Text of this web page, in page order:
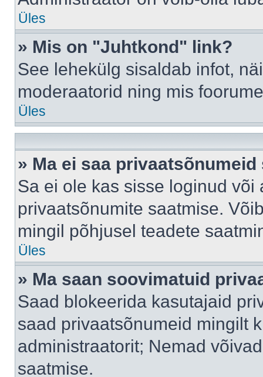
Üles
» Mis on "Juhtkond" link?
See lehekülg sisaldab infot,
moderaatorid ning mis
Üles
» Ma ei saa privaatsõnumeid
Sa ei ole kas sisse loginud
privaatsõnumite saatmise.
mingil põhjusel teadete
Üles
» Ma saan soovimatuid
Saad blokeerida kasutajaid
saad privaatsõnumeid mingilt
administraatorit; Nemad
saatmise.